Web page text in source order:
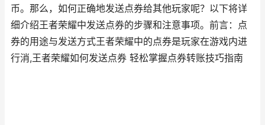
币。那么，如何正确地发送点券给其他玩家呢？以下将详
细介绍王者荣耀中发送点券的步骤和注意事项。前言：点
券的用途与发送方式王者荣耀中的点券是玩家在游戏内进
行消,王者荣耀如何发送点券 轻松掌握点券转账技巧指南